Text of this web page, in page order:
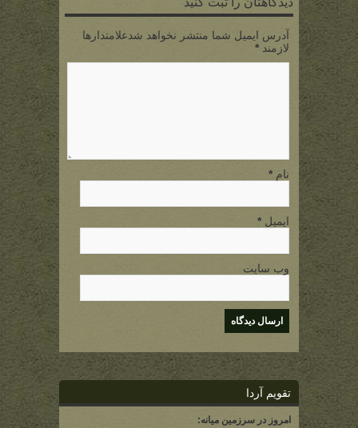
آدرس ایمیل شما منتشر نخواهد شدعلامتدارها
لازمند *
نام *
ایمیل *
وب سایت
تقویم آردا
امروز در سرزمین میانه: